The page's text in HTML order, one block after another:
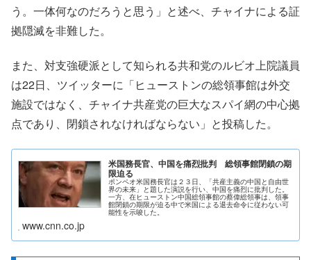
う。一体何なのだろうと思う」と述べ、チャイナによる証
拠隠滅を非難した。
また、対支強硬派として知られる共和党のルビオ上院議員
は22日、ツイッターに「ヒューストンの総領事館は外交
施設ではなく、チャイナ共産党の巨大なスパイ網の中心拠
点であり、閉鎖されなければならない」と投稿した。
米国務長官、中国を痛烈批判 総領事館閉鎖の期
限迫る
ポンペオ米国務長官は２３日、「共産主義の中国と自由世
界の未来」と題した演説を行い、中国を痛烈に批判した。
一方、在ヒューストン中国総領事館の蔡偉総領事は、領事
館閉鎖の期限が迫る中で米国による退去命令に従わない可
能性を示唆した。
www.cnn.co.jp